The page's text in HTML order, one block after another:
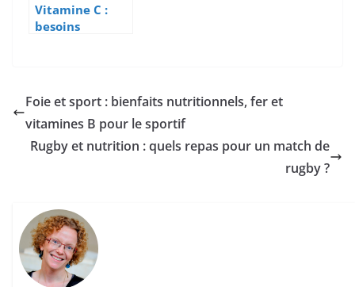
Vitamine C :
besoins
Foie et sport : bienfaits nutritionnels, fer et
vitamines B pour le sportif
Rugby et nutrition : quels repas pour un match de
rugby ?